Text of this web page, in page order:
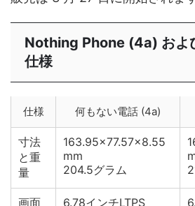
Nothing Phone (4a) およ
仕様
仕様 何もない電話 (4a)
寸法
と重
量
163.95×77.57×8.55
mm
204.5グラム
画面 6.78インチLTPS